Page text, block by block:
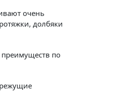
очень
долбяки
преимуществ по